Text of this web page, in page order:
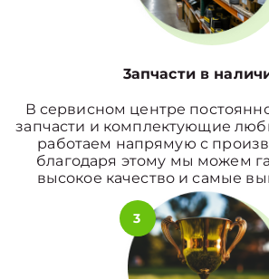
3апчасти в
В сервисном центре
запчасти и комплектующие
работаем напрямую с
благодаря этому мы можем
высокое качество и самые
3